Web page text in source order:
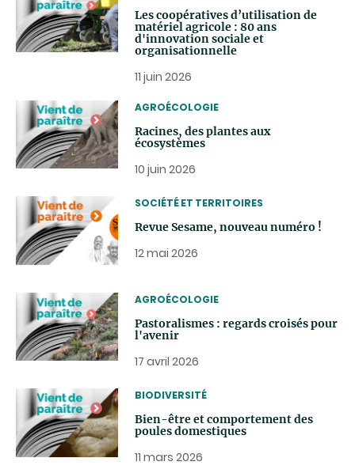
Les coopératives d’utilisation de
matériel agricole : 80 ans
d'innovation sociale et
organisationnelle
11 juin 2026
THEMATIC
AGROÉCOLOGIE
Racines, des plantes aux
écosystèmes
10 juin 2026
THEMATIC
SOCIÉTÉ ET TERRITOIRES
Revue Sesame, nouveau numéro !
12 mai 2026
THEMATIC
AGROÉCOLOGIE
Pastoralismes : regards croisés pour
l'avenir
17 avril 2026
THEMATIC
BIODIVERSITÉ
Bien-être et comportement des
poules domestiques
11 mars 2026